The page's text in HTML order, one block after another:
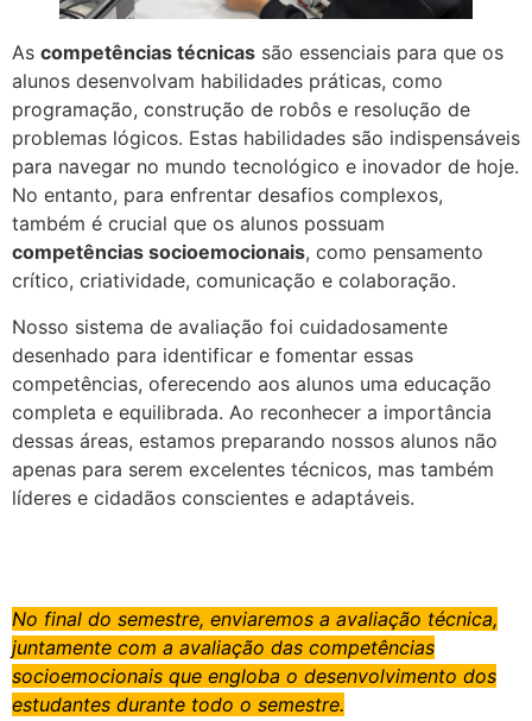
As competências técnicas são essenciais para que os
alunos desenvolvam habilidades práticas, como
programação, construção de robôs e resolução de
problemas lógicos. Estas habilidades são indispensáveis
para navegar no mundo tecnológico e inovador de hoje.
No entanto, para enfrentar desafios complexos,
também é crucial que os alunos possuam
competências socioemocionais, como pensamento
crítico, criatividade, comunicação e colaboração.
Nosso sistema de avaliação foi cuidadosamente
desenhado para identificar e fomentar essas
competências, oferecendo aos alunos uma educação
completa e equilibrada. Ao reconhecer a importância
dessas áreas, estamos preparando nossos alunos não
apenas para serem excelentes técnicos, mas também
líderes e cidadãos conscientes e adaptáveis.
No final do semestre, enviaremos a avaliação técnica,
juntamente com a avaliação das competências
socioemocionais que engloba o desenvolvimento dos
estudantes durante todo o semestre.